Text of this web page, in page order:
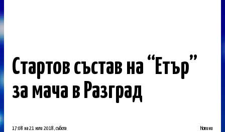
Стартов състав на “Етър”
за мача в Разград
17:08 на 21 юли 2018, събота Новини